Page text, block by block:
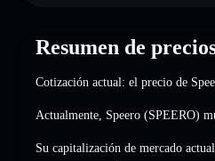
Resumen de
Cotización actual: el precio de
Actualmente, Speero (SPEERO)
Su capitalización de mercado